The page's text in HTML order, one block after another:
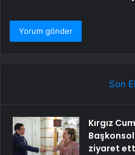
Son
Kırgız
ziyaret